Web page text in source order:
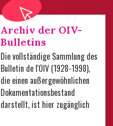
Archiv der OIV-
Bulletins
Die vollständige Sammlung des
Bulletin de l'OIV (1928-1998),
die einen außergewöhnlichen
Dokumentationsbestand
darstellt, ist hier zugänglich